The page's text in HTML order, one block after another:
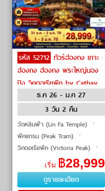
รหัส 52712 ทัวร์ฮ่องกง เกาะ
ฮ่องกง ฮ่องกง พระใหญ่นอง
ปิง วิคตอเรียพีค by Cathay
ธ.ค 26 - ม.ค 27
3 วัน 2 คืน
วัดหลินฟ้า (Lin Fa Temple) ㆍ
พีคแทรม (Peak Tram) ㆍ
วิคตอเรียพีค (Victoria Peak) ㆍ
เจ้าแม่กวนอิมรีพัลส์เบย์ (Repulse
Bay Kwun Yam Temple) ㆍ
พระใหญ่นองปิง (Tian T
เริ่ม ฿28,999
ดูรายละเอียด